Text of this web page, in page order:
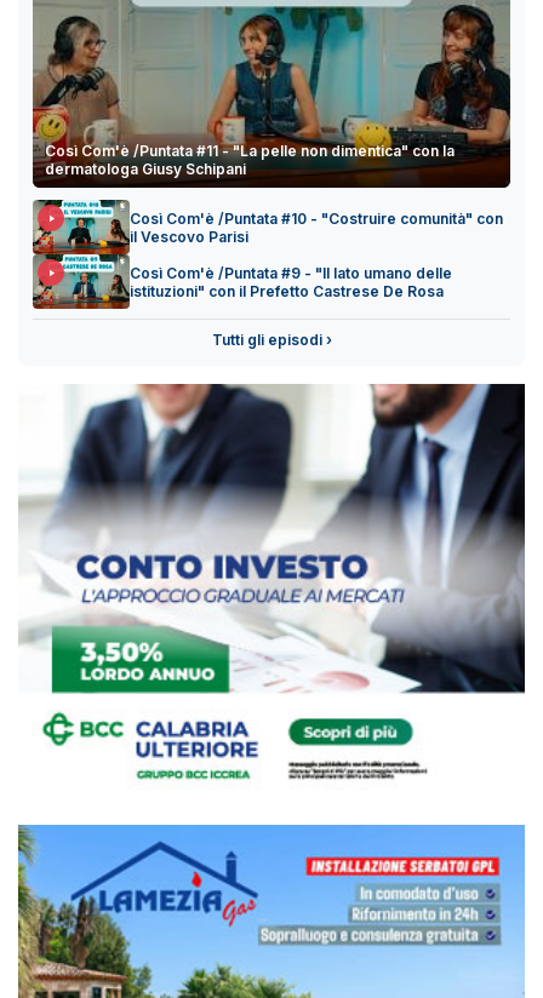
Così Com'è /Puntata #11 - "La pelle non dimentica" con la
dermatologa Giusy Schipani
Così Com'è /Puntata #10 - "Costruire comunità" con
il Vescovo Parisi
Così Com'è /Puntata #9 - "Il lato umano delle
istituzioni" con il Prefetto Castrese De Rosa
Tutti gli episodi ›